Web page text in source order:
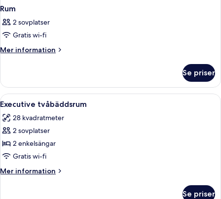
Rum
2 sovplatser
Gratis wi-fi
Mer information
Mer
Se priser
Öppna
alla
foton
för
Executive
tvåbäddsrum
Ett hotellrum med två sängar, ett
8
Executive tvåbäddsrum
28 kvadratmeter
2 sovplatser
2 enkelsängar
Gratis wi-fi
Mer information
Mer
Se priser